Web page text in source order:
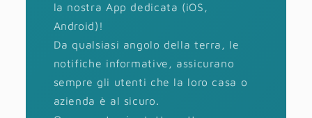
la nostra App dedicata (iOS,
Android)!
Da qualsiasi angolo della terra, le
notifiche informative, assicurano
sempre gli utenti che la loro casa o
azienda è al sicuro.